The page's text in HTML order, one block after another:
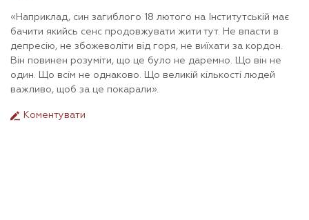
«Наприклад, син загиблого 18 лютого на Інститутській має
бачити якийсь сенс продовжувати жити тут. Не впасти в
депресію, не збожеволіти від горя, не виїхати за кордон.
Він повинен розуміти, що це було не даремно. Що він не
один. Що всім не однаково. Що великій кількості людей
важливо, щоб за це покарали».
Коментувати